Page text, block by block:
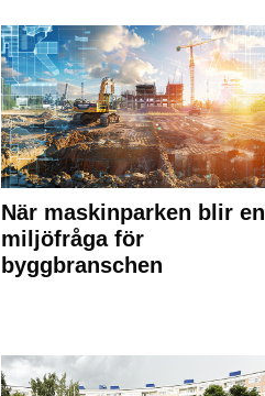
När maskinparken blir en
miljöfråga för
byggbranschen